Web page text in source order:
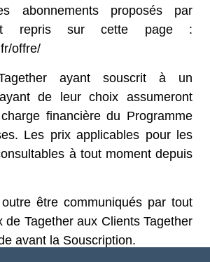
abonnements proposés par
repris sur cette page :
offre/
ayant souscrit à un
de leur choix assumeront
financière du Programme
Les prix applicables pour les
à tout moment depuis
être communiqués par tout
de Tagether aux Clients Tagether
avant la Souscription.